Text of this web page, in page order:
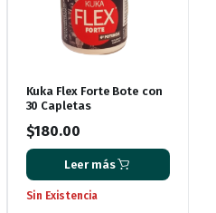
Kuka Flex Forte Bote con
30 Capletas
$180.00
Leer más
Sin Existencia